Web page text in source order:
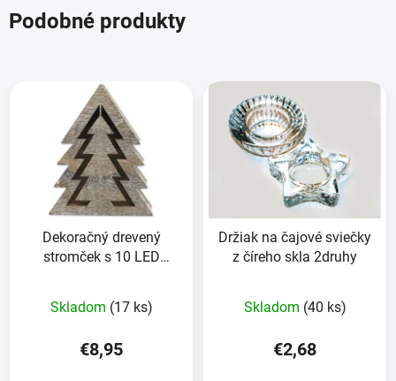
Podobné produkty
Dekoračný drevený
stromček s 10 LED
Skladom (17 ks)
€8,95
Držiak na čajové sviečky
z číreho skla 2druhy
Skladom (40 ks)
€2,68